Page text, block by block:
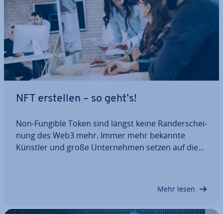
NFT erstellen – so geht’s!
Non-Fungible Token sind längst keine Rand­er­schei­
nung des Web3 mehr. Immer mehr bekannte
Künstler und große Un­ter­neh­men setzen auf die
Mehr lesen